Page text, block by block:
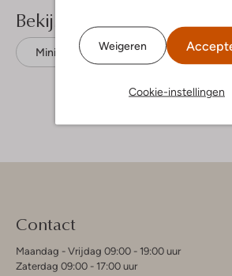
Weigeren
Cookie-instellingen
Bekijk meer
Mini jurken By-Bar
Contact
Maandag - Vrijdag 09:00 - 19:00 uur
Zaterdag 09:00 - 17:00 uur